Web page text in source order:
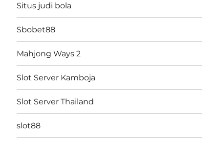
Situs judi bola
Sbobet88
Mahjong Ways 2
Slot Server Kamboja
Slot Server Thailand
slot88